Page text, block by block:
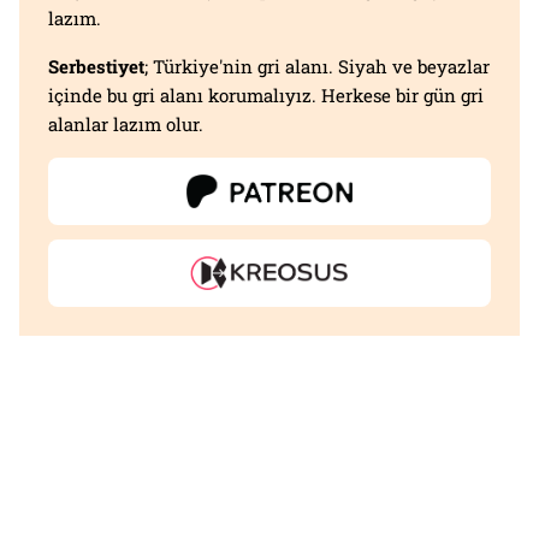
lazım.
Serbestiyet; Türkiye'nin gri alanı. Siyah ve beyazlar
içinde bu gri alanı korumalıyız. Herkese bir gün gri
alanlar lazım olur.